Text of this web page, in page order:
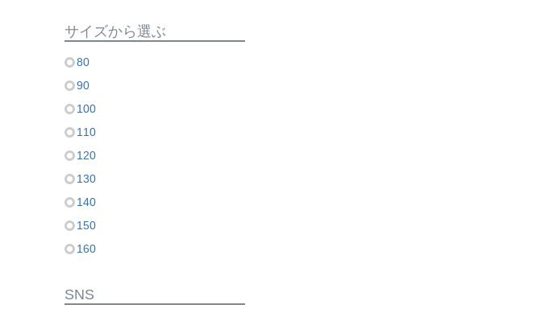
サイズから選ぶ
80
90
100
110
120
130
140
150
160
SNS